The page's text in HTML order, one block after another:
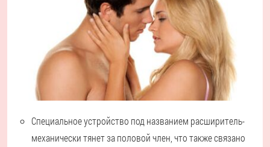
Специальное устройство под названием расширитель-
механически тянет за половой член, что также связано